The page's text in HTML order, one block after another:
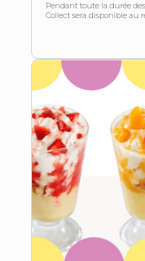
Pendant toute la durée
Collect sera disponible au